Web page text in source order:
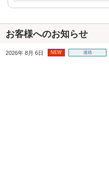
お客様へのお知らせ
2026年 8月 6日 NEW 連絡